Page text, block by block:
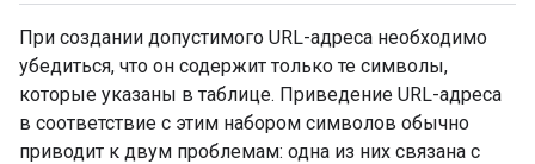
При создании допустимого URL-адреса необходимо
убедиться, что он содержит только те символы,
которые указаны в таблице. Приведение URL-адреса
в соответствие с этим набором символов обычно
приводит к двум проблемам: одна из них связана с